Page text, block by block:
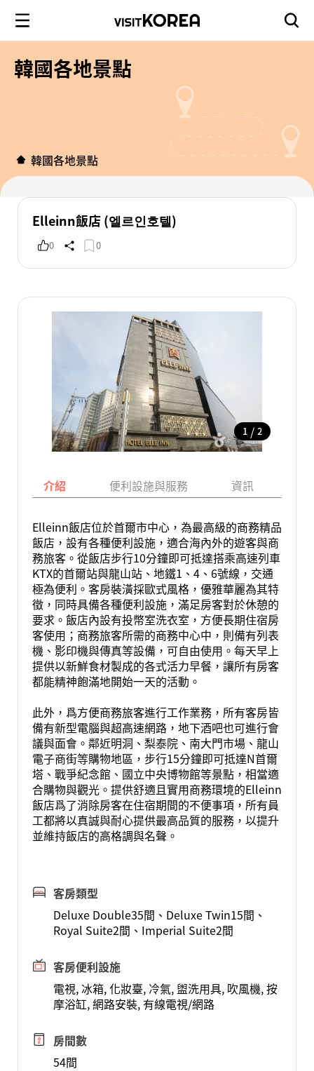
韓國各地景點
韓國各地景點
Elleinn飯店 (엘르인호텔)
0 0
1 / 2
介紹 便利設施與服務 資訊
Elleinn飯店位於首爾市中心，為最高級的商務精品
飯店，設有各種便利設施，適合海內外的遊客與商
務旅客。從飯店步行10分鐘即可抵達搭乘高速列車
KTX的首爾站與龍山站、地鐵1、4、6號線，交通
極為便利。客房裝潢採歐式風格，優雅華麗為其特
徵，同時具備各種便利設施，滿足房客對於休憩的
要求。飯店內設有投幣室洗衣室，方便長期住宿房
客使用；商務旅客所需的商務中心中，則備有列表
機、影印機與傳真等設備，可自由使用。每天早上
提供以新鮮食材製成的各式活力早餐，讓所有房客
都能精神飽滿地開始一天的活動。
此外，爲方便商務旅客進行工作業務，所有客房皆
備有新型電腦與超高速網路，地下酒吧也可進行會
議與面會。鄰近明洞、梨泰院、南大門市場、龍山
電子商街等購物地區，步行15分鐘即可抵達N首爾
塔、戰爭紀念館、國立中央博物館等景點，相當適
合購物與觀光。提供舒適且實用商務環境的Elleinn
飯店爲了消除房客在住宿期間的不便事項，所有員
工都將以真誠與耐心提供最高品質的服務，以提升
並維持飯店的高格調與名聲。
客房類型
Deluxe Double35間、Deluxe Twin15間、
Royal Suite2間、Imperial Suite2間
客房便利設施
電視, 冰箱, 化妝臺, 冷氣, 盥洗用具, 吹風機, 按
摩浴缸, 網路安裝, 有線電視/網路
房間數
54間